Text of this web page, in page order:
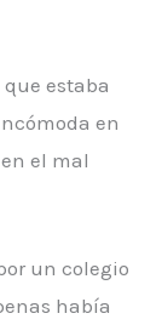
estaba
en
el mal
un colegio
había